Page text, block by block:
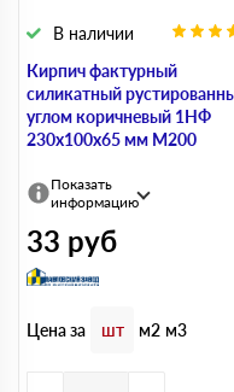
Кирпич фактурный
силикатный
углом коричневый 1НФ
230х100х65 мм М200
В наличии
Показать
информацию
33 руб
Цена за шт м2 м3